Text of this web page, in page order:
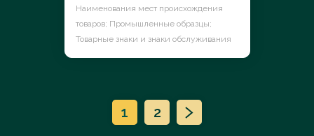
Наименования мест происхождения
товаров; Промышленные образцы;
Товарные знаки и знаки обслуживания
1 2